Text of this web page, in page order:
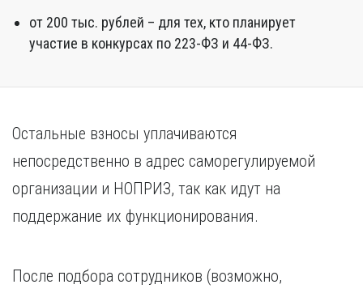
от 200 тыс. рублей – для тех, кто планирует
участие в конкурсах по 223-ФЗ и 44-ФЗ.
Остальные взносы уплачиваются
непосредственно в адрес саморегулируемой
организации и НОПРИЗ, так как идут на
поддержание их функционирования.
После подбора сотрудников (возможно,